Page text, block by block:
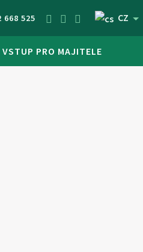
668 525 CZ
VSTUP PRO MAJITELE